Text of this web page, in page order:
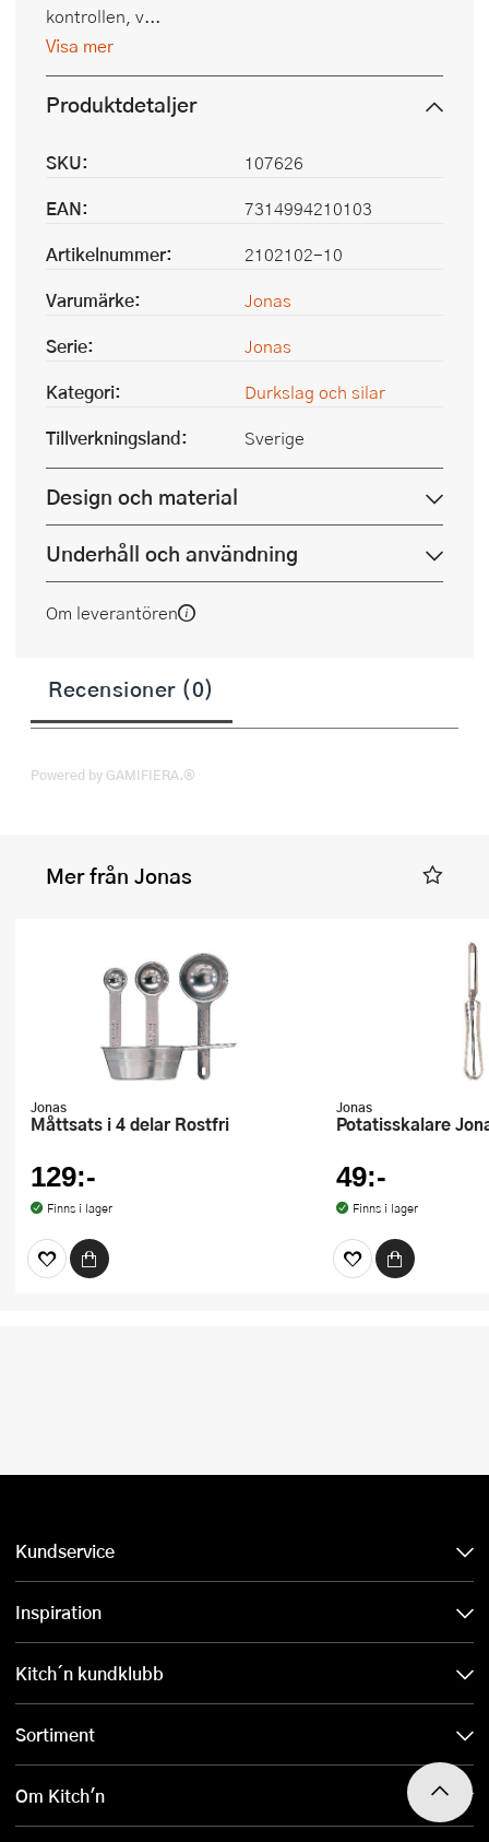
kontrollen, v...
Visa mer
Produktdetaljer
SKU:
107626
EAN:
7314994210103
Artikelnummer:
2102102-10
Varumärke:
Jonas
Serie:
Jonas
Kategori:
Durkslag och silar
Tillverkningsland:
Sverige
Design och material
Underhåll och användning
Om leverantören
Recensioner (0)
Powered by GAMIFIERA.®
Mer från Jonas
Jonas
Måttsats i 4 delar Rostfri
129:-
Finns i lager
Jonas
Potatisskalare
49:-
Finns i lager
Kundservice
Inspiration
Kitch´n kundklubb
Sortiment
Om Kitch'n